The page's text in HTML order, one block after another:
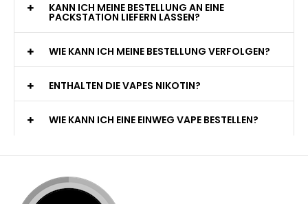
KANN ICH MEINE BESTELLUNG AN EINE
PACKSTATION LIEFERN LASSEN?
WIE KANN ICH MEINE BESTELLUNG VERFOLGEN?
ENTHALTEN DIE VAPES NIKOTIN?
WIE KANN ICH EINE EINWEG VAPE BESTELLEN?